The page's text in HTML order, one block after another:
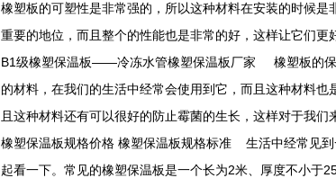
橡塑板的可塑性是非常强的，所以这种材料在安装的时候
重要的地位，而且整个的性能也是非常的好，这样让它们更
B1级橡塑保温板——冷冻水管橡塑保温板厂家 橡塑板的保
的材料，在我们的生活中经常会使用到它，而且这种材料
且这种材料还有可以很好的防止霉菌的生长，这样对于我们
橡塑保温板规格价格 橡塑保温板规格标准 生活中经常见
起看一下。常见的橡塑保温板是一个长为2米、厚度不小于